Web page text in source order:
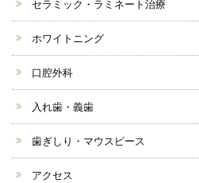
セラミック・ラミネート治療
ホワイトニング
口腔外科
入れ歯・義歯
歯ぎしり・マウスピース
アクセス